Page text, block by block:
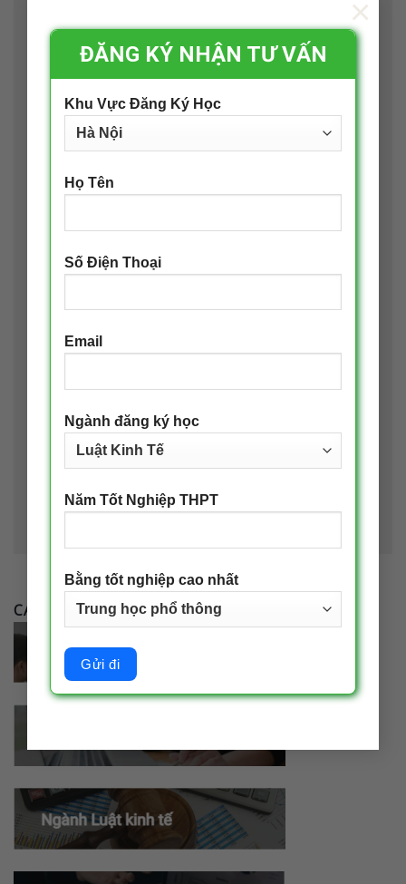
ĐĂNG KÝ NHẬN TƯ VẤN
Khu Vực Đăng Ký Học
Họ Tên
Số Điện Thoại
Email
Ngành đăng ký học
Năm Tốt Nghiệp THPT
Bằng tốt nghiệp cao nhất
×
Bình luận *
Lưu tên của tôi, email, và trang web trong trình
CÁC NGÀNH ĐÀO TẠO